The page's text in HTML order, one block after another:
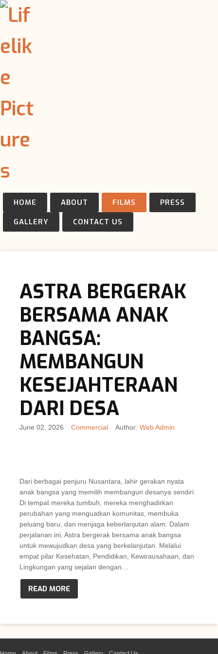
HOME ABOUT FILMS
PRESS
GALLERY
CONTACT US
ASTRA BERGERAK
BERSAMA ANAK
BANGSA:
MEMBANGUN
KESEJAHTERAAN
DARI DESA
June 02, 2026 Commercial Author: Web Admin
Dari berbagai penjuru Nusantara, lahir gerakan nyata
anak bangsa yang memilih membangun desanya sendiri.
Di tempat mereka tumbuh, mereka menghadirkan
perubahan yang menguatkan komunitas, membuka
peluang baru, dan menjaga keberlanjutan alam. Dalam
perjalanan ini, Astra bergerak bersama anak bangsa
untuk mewujudkan desa yang berkelanjutan. Melalui
empat pilar Kesehatan, Pendidikan, Kewirausahaan, dan
Lingkungan yang sejalan dengan…
READ MORE